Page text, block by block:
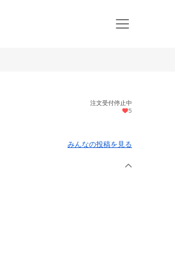
注文受付停止中
5
みんなの投稿を見る